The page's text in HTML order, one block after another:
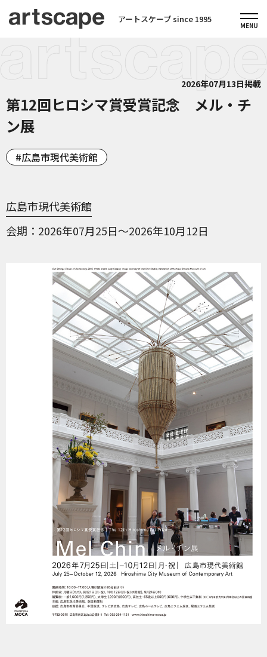
アートスケープ since 1995
2026年07月13日掲載
第12回ヒロシマ賞受賞記念 メル・チ
ン展
広島市現代美術館
広島市現代美術館
会期
2026年07月25日～2026年10月12日